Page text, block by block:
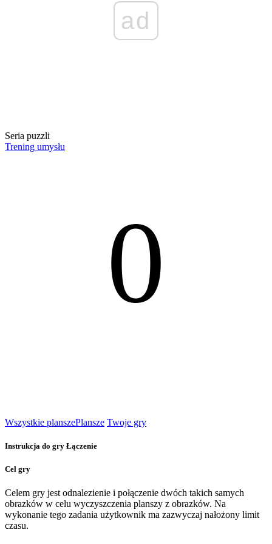
ad
Seria puzzli
Trening umysłu
0
Wszystkie planszePlansze Twoje gry
Instrukcja do gry Łączenie
Cel gry
Celem gry jest odnalezienie i połączenie dwóch takich samych
obrazków w celu wyczyszczenia planszy z obrazków. Na
wykonanie tego zadania użytkownik ma zazwyczaj nałożony limit
czasu.